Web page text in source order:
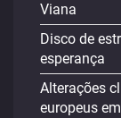
Viana
Disco de
esperança
Alterações
europeus